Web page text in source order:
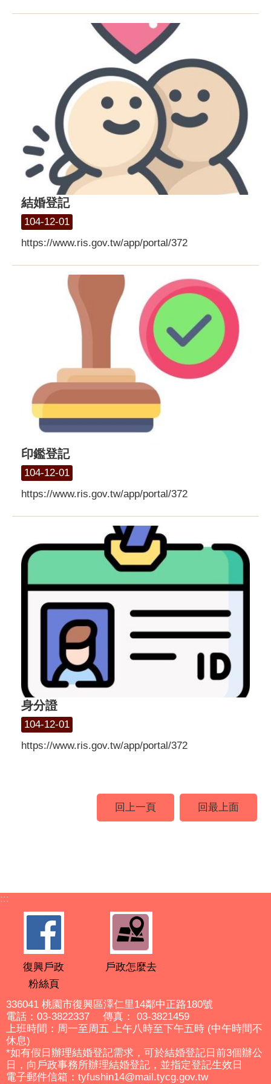
結婚登記
104-12-01
https://www.ris.gov.tw/app/portal/372
印鑑登記
104-12-01
https://www.ris.gov.tw/app/portal/372
身分證
104-12-01
https://www.ris.gov.tw/app/portal/372
回上一頁 回最上面
:::
復興戶政
粉絲頁
戶政怎麼去
336041 桃園市復興區澤仁里14鄰中正路180號
電話：03-3822337 傳真： 03-3821459
上班時間：周一至周五 上午八時至下午五時 (中午時間不
休息)
*如有假日辦理結婚登記需求，可於結婚登記日前3個辦公
日，向戶政事務所辦理結婚登記，並指定登記生效日
電子郵件信箱：tyfushin14@mail.tycg.gov.tw